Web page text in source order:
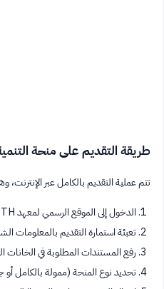
طريقة التقديم على منحة
تتم عملية التقديم بالكامل عبر
الدخول إلى الموقع الرسمي لمعهد ITH.
تعبئة استمارة التقديم بالمعلومات
رفع المستندات المطلوبة في
تحديد نوع المنحة (ممولة بالكامل